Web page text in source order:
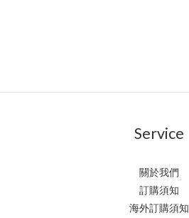
Service
關於我們
訂購須知
海外訂購須知